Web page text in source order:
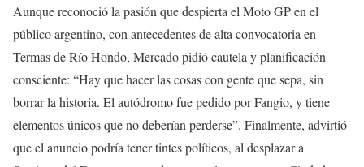
Aunque reconoció la pasión que despierta el Moto GP en el
público argentino, con antecedentes de alta convocatoria en
Termas de Río Hondo, Mercado pidió cautela y planificación
consciente: “Hay que hacer las cosas con gente que sepa, sin
borrar la historia. El autódromo fue pedido por Fangio, y tiene
elementos únicos que no deberían perderse”. Finalmente, advirtió
que el anuncio podría tener tintes políticos, al desplazar a